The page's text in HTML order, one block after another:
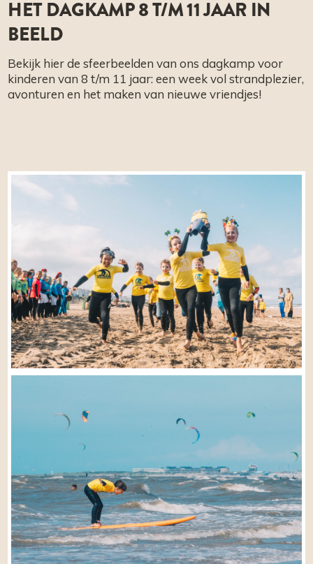
HET DAGKAMP 8 T/M 11 JAAR IN
BEELD
Bekijk hier de sfeerbeelden van ons dagkamp voor
kinderen van 8 t/m 11 jaar: een week vol strandplezier,
avonturen en het maken van nieuwe vriendjes!